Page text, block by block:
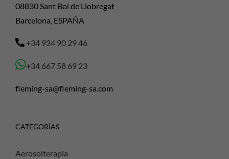
08830 Sant Boi de Llobregat
Barcelona, ESPAÑA
+34 934 90 29 46
+34 667 58 69 23
fleming-sa@fleming-sa.com
CATEGORÍAS
Aerosolterapia